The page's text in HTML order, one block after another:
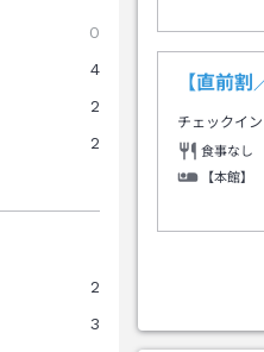
0
4
2
2
2
3
【直前
チェックイ
食事なし
【本館